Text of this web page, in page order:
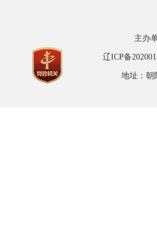
主办
辽ICP备
地址：朝